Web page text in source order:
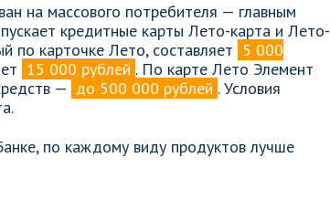
на массового потребителя — главным
кредитные карты Лето-карта и Лето-
по карточке Лето, составляет 5 000
15 000 рублей . По карте Лето Элемент
— до 500 000 рублей . Условия
по каждому виду продуктов лучше